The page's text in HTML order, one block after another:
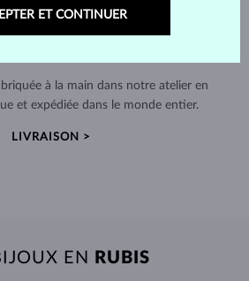
à la main dans notre atelier en
et expédiée dans le monde entier.
LIVRAISON >
EN RUBIS
ET CONTINUER